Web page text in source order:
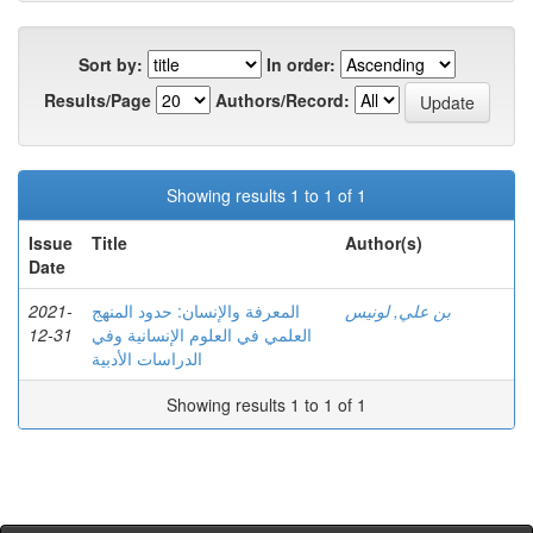
Sort by:
In order:
Results/Page
Authors/Record:
Showing results 1 to 1 of 1
Issue
Date
Title Author(s)
2021-
12-31
المعرفة والإنسان: حدود المنهج
العلمي في العلوم الإنسانية وفي
الدراسات الأدبية
بن علي, لونيس
Showing results 1 to 1 of 1